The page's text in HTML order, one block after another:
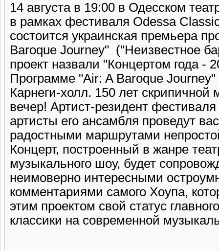
14 августа в 19:00 в Одесском
в рамках фестиваля Odessa
состоится украинская премьера
Baroque Journey" ("Неизвестное
проект назвали "Концертом года -
Программе "Air: A Baroque
Карнеги-холл. 150 лет скрипичной
вечер! Артист-резидент
артисты его ансамбля проведут
радостными маршрутами
Концерт, построенный в жанре
музыкального шоу, будет
неимоверно интересными
комментариями самого Хоупа,
этим проектом свой статус
классики на современной